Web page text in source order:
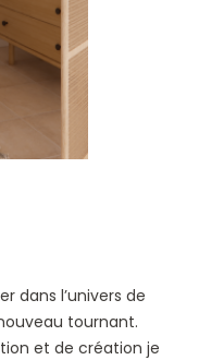
dans l’univers de
tournant.
et de création je